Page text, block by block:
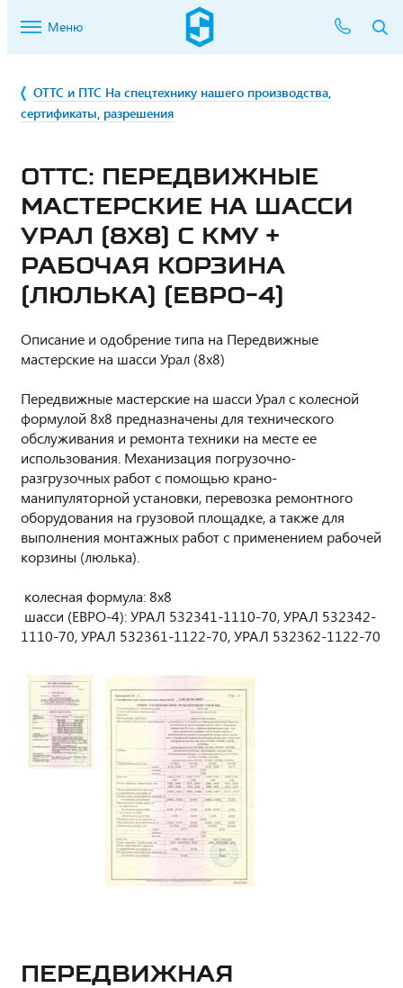
Меню
ОТТС и ПТС На спецтехнику нашего производства,
сертификаты, разрешения
ОТТС: ПЕРЕДВИЖНЫЕ
МАСТЕРСКИЕ НА ШАССИ
УРАЛ (8X8) С КМУ +
РАБОЧАЯ КОРЗИНА
(ЛЮЛЬКА) (ЕВРО-4)
Описание и одобрение типа на Передвижные
мастерские на шасси Урал (8x8)
Передвижные мастерские на шасси Урал с колесной
формулой 8х8 предназначены для технического
обслуживания и ремонта техники на месте ее
использования. Механизация погрузочно-
разгрузочных работ с помощью крано-
манипуляторной установки, перевозка ремонтного
оборудования на грузовой площадке, а также для
выполнения монтажных работ с применением рабочей
корзины (люлька).
колесная формула: 8х8
шасси (ЕВРО-4): УРАЛ 532341-1110-70, УРАЛ 532342-
1110-70, УРАЛ 532361-1122-70, УРАЛ 532362-1122-70
ПЕРЕДВИЖНАЯ